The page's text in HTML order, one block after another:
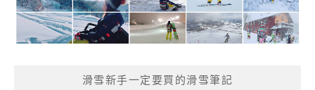
滑雪新手一定要買的滑雪筆記